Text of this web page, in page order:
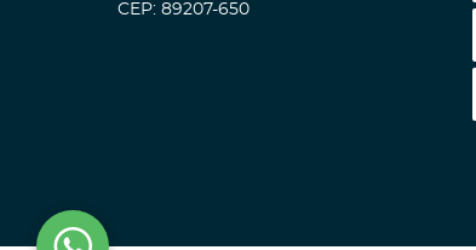
CEP: 89207-650